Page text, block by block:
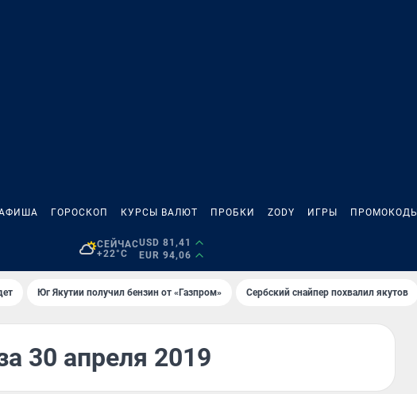
ГОРОСКОП КУРСЫ ВАЛЮТ ПРОБКИ ZODY ИГРЫ ПРОМОКОДЫ
СЕЙЧАС
+22°C
USD 81,41
EUR 94,06
Юг Якутии получил бензин от «Газпром» Сербский снайпер похвалил якутов
30 апреля 2019